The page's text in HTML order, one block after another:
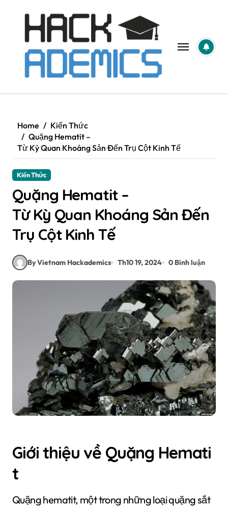
Home
Kiến Thức
Quặng Hematit –
Từ Kỳ Quan Khoáng Sản Đến Trụ Cột Kinh Tế
Kiến Thức
Quặng Hematit –
Từ Kỳ Quan Khoáng Sản Đến
Trụ Cột Kinh Tế
By Vietnam Hackademics Th10 19, 2024 0 Bình luận
Giới thiệu về Quặng Hemati
t
Quặng hematit, một trong những loại quặng sắt